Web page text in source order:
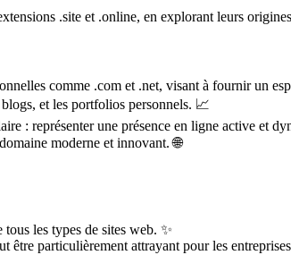
.site et .online, en explorant leurs
comme .com et .net, visant à fournir un
et les portfolios personnels. 📈
: représenter une présence en ligne active et
moderne et innovant. 🌐
les types de sites web. ✨
être particulièrement attrayant pour les